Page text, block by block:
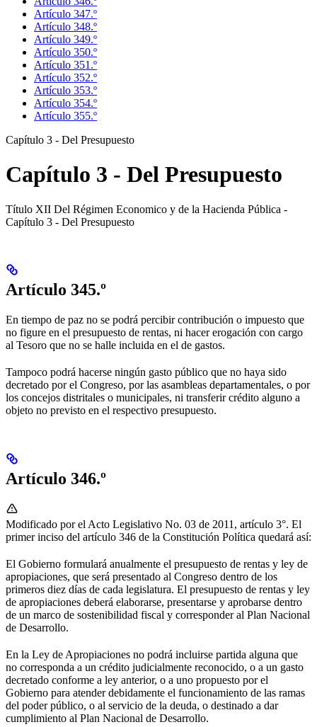
Artículo 347.º
Artículo 348.º
Artículo 349.º
Artículo 350.º
Artículo 351.º
Artículo 352.º
Artículo 353.º
Artículo 354.º
Artículo 355.º
Capítulo 3 - Del Presupuesto
Capítulo 3 - Del Presupuesto
Título XII Del Régimen Economico y de la Hacienda Pública -
Capítulo 3 - Del Presupuesto
Artículo 345.º
En tiempo de paz no se podrá percibir contribución o impuesto que
no figure en el presupuesto de rentas, ni hacer erogación con cargo
al Tesoro que no se halle incluida en el de gastos.
Tampoco podrá hacerse ningún gasto público que no haya sido
decretado por el Congreso, por las asambleas departamentales, o por
los concejos distritales o municipales, ni transferir crédito alguno a
objeto no previsto en el respectivo presupuesto.
Artículo 346.º
Modificado por el Acto Legislativo No. 03 de 2011, artículo 3°. El
primer inciso del artículo 346 de la Constitución Política quedará así:
El Gobierno formulará anualmente el presupuesto de rentas y ley de
apropiaciones, que será presentado al Congreso dentro de los
primeros diez días de cada legislatura. El presupuesto de rentas y ley
de apropiaciones deberá elaborarse, presentarse y aprobarse dentro
de un marco de sostenibilidad fiscal y corresponder al Plan Nacional
de Desarrollo.
En la Ley de Apropiaciones no podrá incluirse partida alguna que
no corresponda a un crédito judicialmente reconocido, o a un gasto
decretado conforme a ley anterior, o a uno propuesto por el
Gobierno para atender debidamente el funcionamiento de las ramas
del poder público, o al servicio de la deuda, o destinado a dar
cumplimiento al Plan Nacional de Desarrollo.